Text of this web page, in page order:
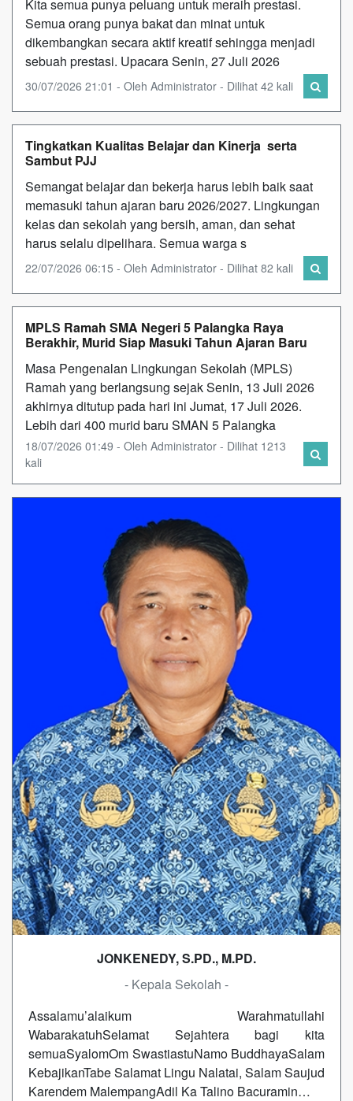
Kita semua punya peluang untuk meraih prestasi.
Semua orang punya bakat dan minat untuk
dikembangkan secara aktif kreatif sehingga menjadi
sebuah prestasi. Upacara Senin, 27 Juli 2026
30/07/2026 21:01 - Oleh Administrator - Dilihat 42 kali
Tingkatkan Kualitas Belajar dan Kinerja serta
Sambut PJJ
Semangat belajar dan bekerja harus lebih baik saat
memasuki tahun ajaran baru 2026/2027. Lingkungan
kelas dan sekolah yang bersih, aman, dan sehat
harus selalu dipelihara. Semua warga s
22/07/2026 06:15 - Oleh Administrator - Dilihat 82 kali
MPLS Ramah SMA Negeri 5 Palangka Raya
Berakhir, Murid Siap Masuki Tahun Ajaran Baru
Masa Pengenalan Lingkungan Sekolah (MPLS)
Ramah yang berlangsung sejak Senin, 13 Juli 2026
akhirnya ditutup pada hari ini Jumat, 17 Juli 2026.
Lebih dari 400 murid baru SMAN 5 Palangka
18/07/2026 01:49 - Oleh Administrator - Dilihat 1213
kali
JONKENEDY, S.PD., M.PD.
- Kepala Sekolah -
Assalamu’alaikum Warahmatullahi
WabarakatuhSelamat Sejahtera bagi kita
semuaSyalomOm SwastiastuNamo BuddhayaSalam
KebajikanTabe Salamat Lingu Nalatai, Salam Saujud
Karendem MalempangAdil Ka Talino Bacuramin…